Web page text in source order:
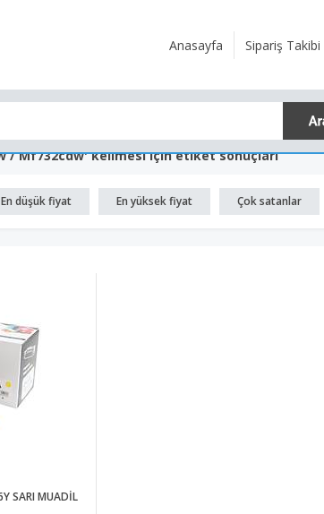
Anasayfa Sipariş Takibi
/ Mf732cdw' kelimesi için etiket sonuçları
En düşük fiyat En yüksek fiyat Çok satanlar
SARI MUADİL